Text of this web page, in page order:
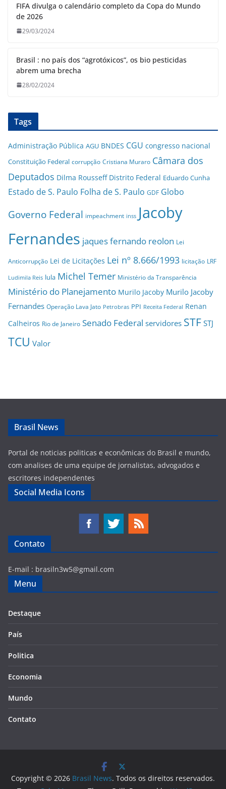
FIFA divulga o calendário completo da Copa do Mundo
de 2026
29/03/2024
Brasil : no país dos “agrotóxicos”, os bio pesticidas
abrem uma brecha
28/02/2024
Tags
Administração Pública AGU BNDES CGU congresso nacional
Constituição Federal corrupção Cristiana Muraro Câmara dos
Deputados Dilma Rousseff Distrito Federal Eduardo Cunha
Estado de S. Paulo Folha de S. Paulo GDF Globo
Governo Federal impeachment inss Jacoby
Fernandes jaques fernando reolon Lei
Anticorrupção Lei de Licitações Lei nº 8.666/1993 licitação LRF
Ludimila Reis lula Michel Temer Ministério da Transparência
Ministério do Planejamento Murilo Jacoby Murilo Jacoby
Fernandes Operação Lava Jato Petrobras PPI Receita Federal Renan
Calheiros Rio de Janeiro Senado Federal servidores STF STJ
TCU Valor
Brasil News
Portal de noticias politicas e econômicas do Brasil e mundo,
com analises de uma equipe de jornalistas, advogados e
escritores independentes
Social Media Icons
Contato
E-mail : brasiln3w5@gmail.com
Menu
Destaque
País
Politica
Economia
Mundo
Contato
Copyright © 2026 Brasil News. Todos os direitos reservados.